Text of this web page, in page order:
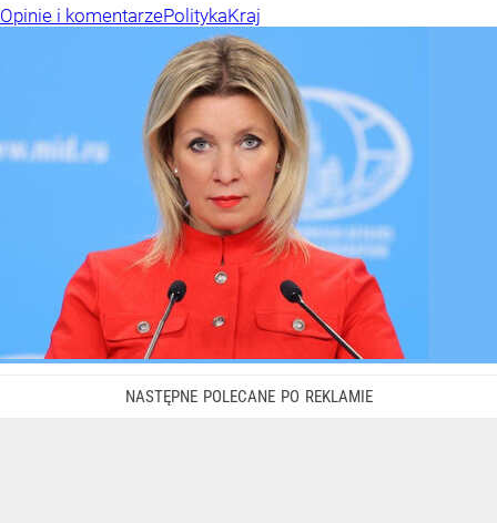
Opinie i komentarzePolitykaKraj